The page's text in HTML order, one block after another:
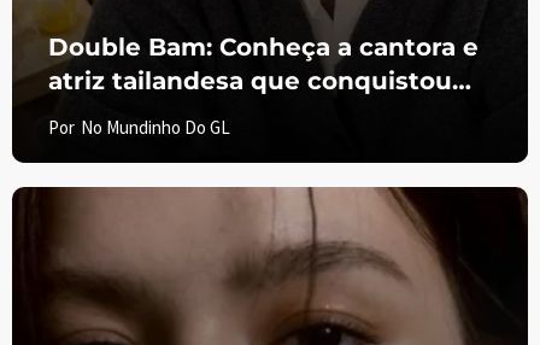
Double Bam: Conheça a cantora e
atriz tailandesa que conquistou
espaço no universo GL
Por No Mundinho Do GL